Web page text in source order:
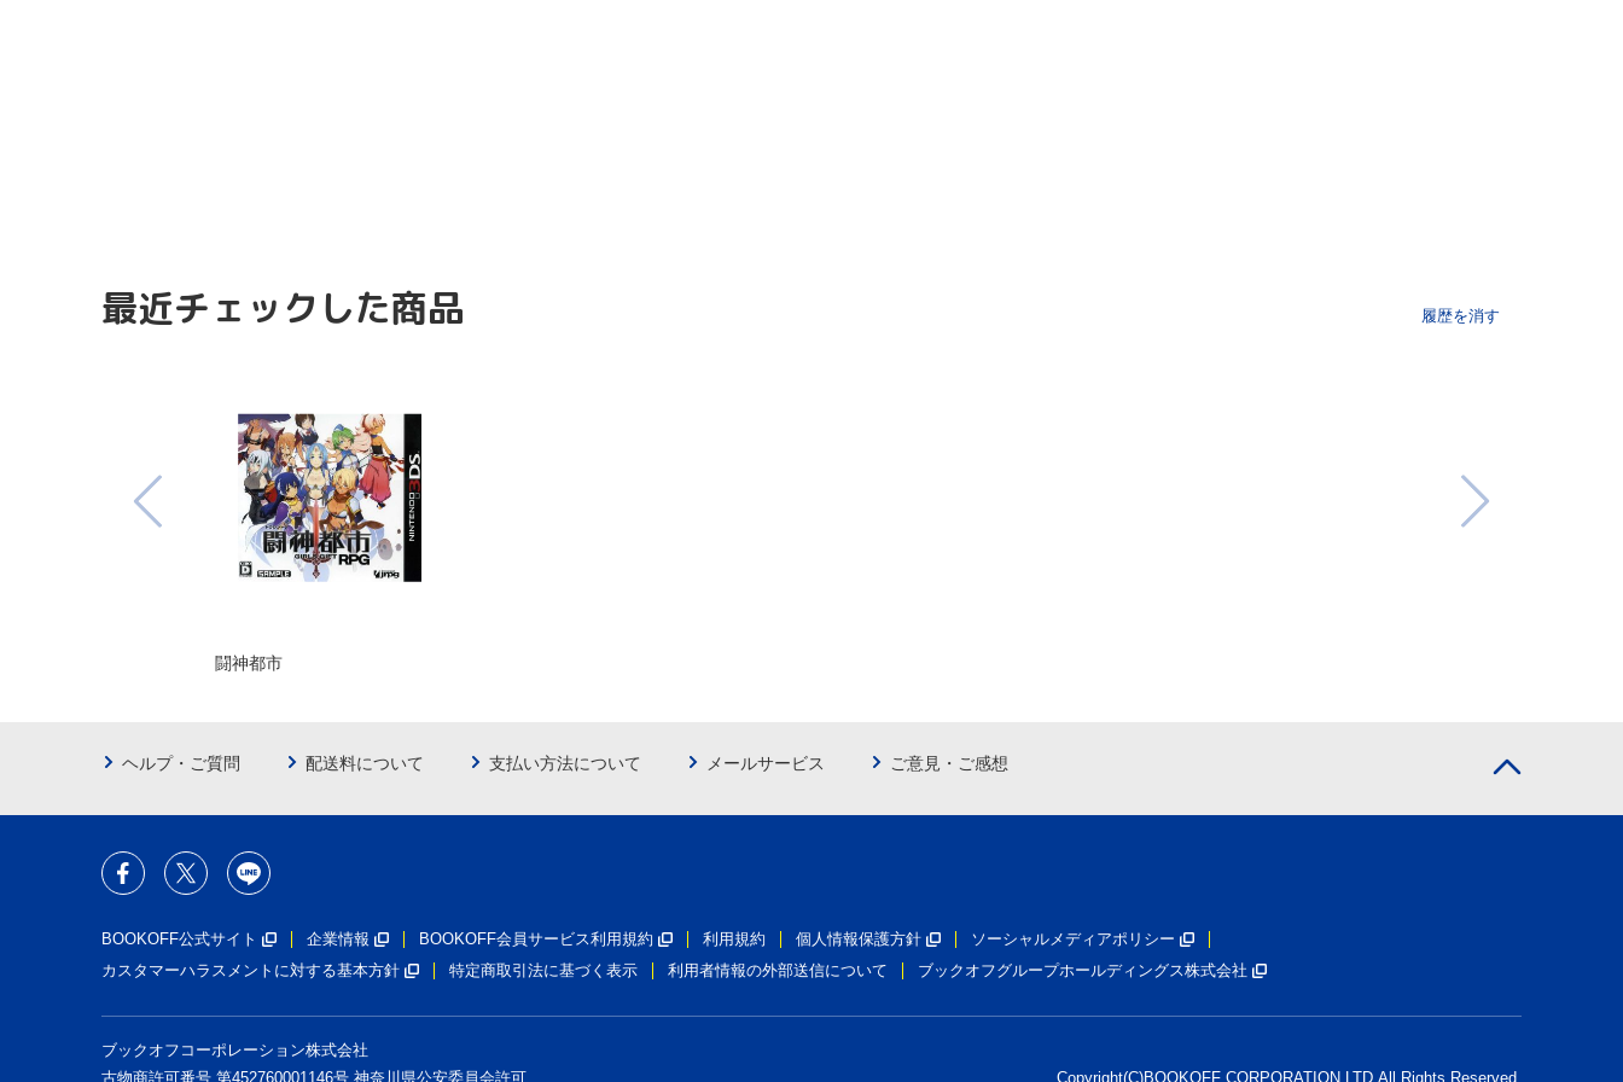
最近チェックした商品 履歴を消す
闘神都市
ヘルプ・ご質問 配送料について 支払い方法について メールサービス ご意見・ご感想
BOOKOFF公式サイト 企業情報 BOOKOFF会員サービス利用規約 利用規約 個人情報保護方針
ソーシャルメディアポリシー
カスタマーハラスメントに対する基本方針
特定商取引法に基づく表示 利用者情報の外部送信について ブックオフグループホールディングス株式会社
ブックオフコーポレーション株式会社
古物商許可番号 第452760001146号 神奈川県公安委員会許可
Copyright(C)BOOKOFF CORPORATION LTD. All Rights Reserved.